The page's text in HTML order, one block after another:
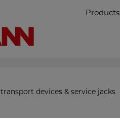
Products
transport devices & service jacks